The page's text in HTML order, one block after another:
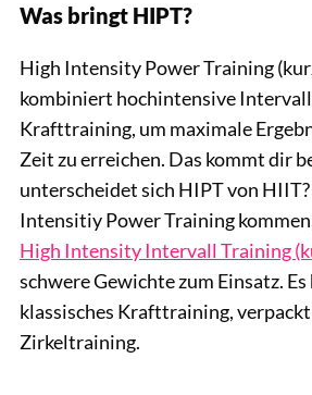
Was bringt HIPT?
High Intensity Power Training
kombiniert hochintensive
Krafttraining, um maximale
Zeit zu erreichen. Das kommt dir
unterscheidet sich HIPT von
Intensitiy Power Training
High Intensity Intervall Training
schwere Gewichte zum Einsatz.
klassisches Krafttraining,
Zirkeltraining.